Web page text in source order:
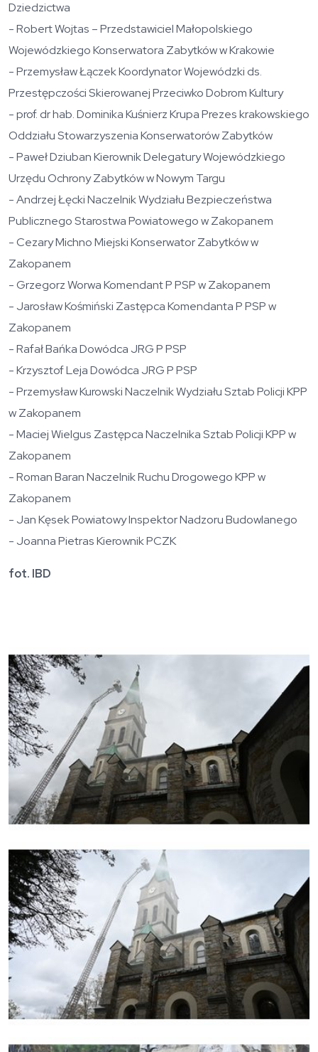
Dziedzictwa
- Robert Wojtas – Przedstawiciel Małopolskiego
Wojewódzkiego Konserwatora Zabytków w Krakowie
- Przemysław Łączek Koordynator Wojewódzki ds.
Przestępczości Skierowanej Przeciwko Dobrom Kultury
- prof. dr hab. Dominika Kuśnierz Krupa Prezes krakowskiego
Oddziału Stowarzyszenia Konserwatorów Zabytków
- Paweł Dziuban Kierownik Delegatury Wojewódzkiego
Urzędu Ochrony Zabytków w Nowym Targu
- Andrzej Łęcki Naczelnik Wydziału Bezpieczeństwa
Publicznego Starostwa Powiatowego w Zakopanem
- Cezary Michno Miejski Konserwator Zabytków w
Zakopanem
- Grzegorz Worwa Komendant P PSP w Zakopanem
- Jarosław Kośmiński Zastępca Komendanta P PSP w
Zakopanem
- Rafał Bańka Dowódca JRG P PSP
- Krzysztof Leja Dowódca JRG P PSP
- Przemysław Kurowski Naczelnik Wydziału Sztab Policji KPP
w Zakopanem
- Maciej Wielgus Zastępca Naczelnika Sztab Policji KPP w
Zakopanem
- Roman Baran Naczelnik Ruchu Drogowego KPP w
Zakopanem
- Jan Kęsek Powiatowy Inspektor Nadzoru Budowlanego
- Joanna Pietras Kierownik PCZK
fot. IBD